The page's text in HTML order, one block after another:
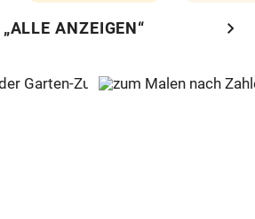
ANZEIGEN“ chevron_right